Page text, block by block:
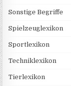
Sonstige Begriffe
Spielzeuglexikon
Sportlexikon
Techniklexikon
Tierlexikon